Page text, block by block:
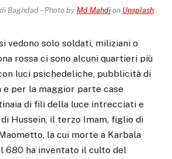
Baghdad – Photo by Md Mahdion Unsplash
vedono solo soldati, miliziani o
rossa ci sono alcuni quartieri più
luci psichedeliche, pubblicità di
per la maggior parte case
di fili della luce intrecciati e
Hussein, il terzo Imam, figlio di
la cui morte a Karbala
680 ha inventato il culto del